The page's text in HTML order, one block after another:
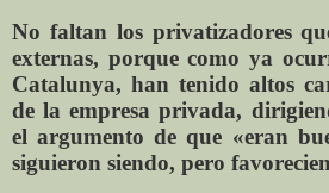
No faltan los privatizadores
externas, porque como ya
Catalunya, han tenido altos
de la empresa privada,
el argumento de que «eran
siguieron siendo, pero